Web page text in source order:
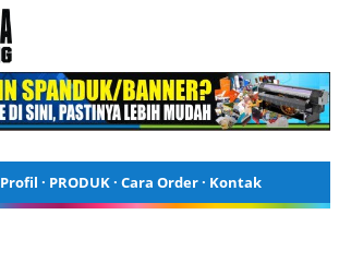
Profil · PRODUK· Cara Order· Kontak